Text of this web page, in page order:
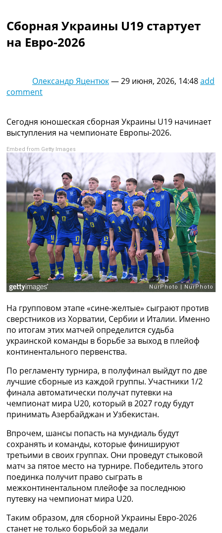
Чемпионат Мира
Украина. Премьер-Лига
Испания. Ла Лига
Таблицы групп Чемпионата Мира
Украина. Премьер-Лига
Украина. Первая Лига
Лига Чемпионов. Таблицы групп
Англия. Премьер-Лига
Испания. Ла Лига
Все таблицы >>>
Рейтинги
Рейтинг стран УЕФА
Рейтинг клубов УЕФА
Рейтинг ФИФА
ТВ программа
RU
UA
Categories
Главная
Новости футбола
Видео
Трансферы
Новости футбола Украины
Последние комментарии
Конкурс прогнозов
Логин
Рейтинги
Правила
Коллективный прогноз
Турниры
Чемпионат Мира
Украина. Премьер-Лига
Украина. Первая Лига
Лига Чемпионов
Англия. Премьер Лига
Испания. Ла Лига
Другие Турниры >>>
Таблицы
Таблицы групп Чемпионата Мира
Сборная Украины U19 стартует
на Евро-2026
Олександр Яцентюк—29 июня, 2026, 14:48add
comment
Сегодня юношеская сборная Украины U19 начинает
выступления на чемпионате Европы-2026.
Embed from Getty Images
На групповом этапе «сине-желтые» сыграют против
сверстников из Хорватии, Сербии и Италии. Именно
по итогам этих матчей определится судьба
украинской команды в борьбе за выход в плейоф
континентального первенства.
По регламенту турнира, в полуфинал выйдут по две
лучшие сборные из каждой группы. Участники 1/2
финала автоматически получат путевки на
чемпионат мира U20, который в 2027 году будут
принимать Азербайджан и Узбекистан.
Впрочем, шансы попасть на мундиаль будут
сохранять и команды, которые финишируют
третьими в своих группах. Они проведут стыковой
матч за пятое место на турнире. Победитель этого
поединка получит право сыграть в
межконтинентальном плейофе за последнюю
путевку на чемпионат мира U20.
Таким образом, для сборной Украины Евро-2026
станет не только борьбой за медали